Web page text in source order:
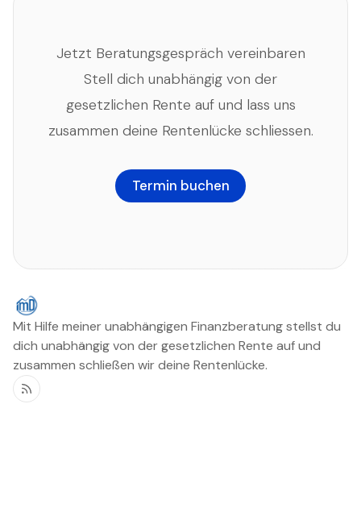
Jetzt Beratungsgespräch vereinbaren
Stell dich unabhängig von der
gesetzlichen Rente auf und lass uns
zusammen deine Rentenlücke schliessen.
Termin buchen
Mit Hilfe meiner unabhängigen Finanzberatung stellst du
dich unabhängig von der gesetzlichen Rente auf und
zusammen schließen wir deine Rentenlücke.
RSS